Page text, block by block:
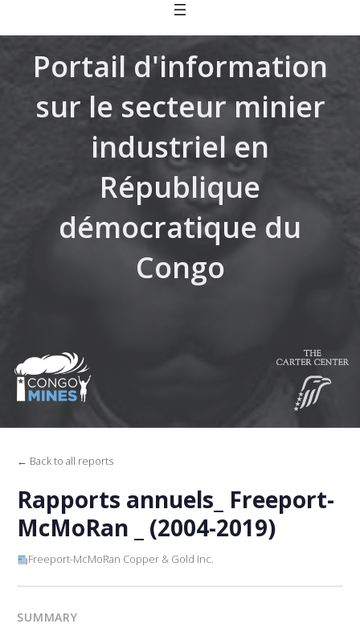
Portail d'information
sur le secteur minier
industriel en
République
démocratique du
Congo
← Back to all reports
Rapports annuels_ Freeport-
McMoRan _ (2004-2019)
Freeport-McMoRan Copper & Gold Inc.
SUMMARY